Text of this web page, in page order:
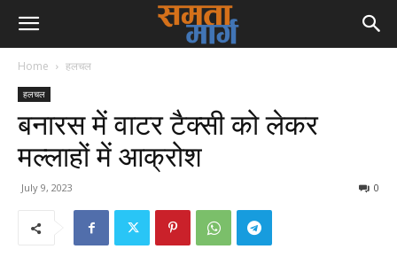
Home हलचल
हलचल
बनारस में वाटर टैक्सी को लेकर
मल्लाहों में आक्रोश
July 9, 2023 0